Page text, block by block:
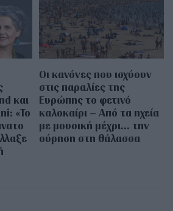
και
«Το
Οι κανόνες που ισχύουν
στις παραλίες της
Ευρώπης το φετινό
καλοκαίρι – Από τα ηχεία
με μουσική μέχρι… την
ούρηση στη θάλασσα